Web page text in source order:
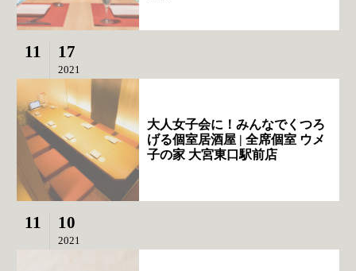
11 17
2021
大人女子会に！みんなでくつろ
げる個室居酒屋 | 全席個室 ウメ
子の家 大宮東口駅前店
11 10
2021